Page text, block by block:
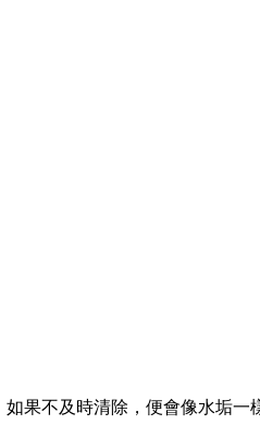
果不及時清除，便會像水垢一